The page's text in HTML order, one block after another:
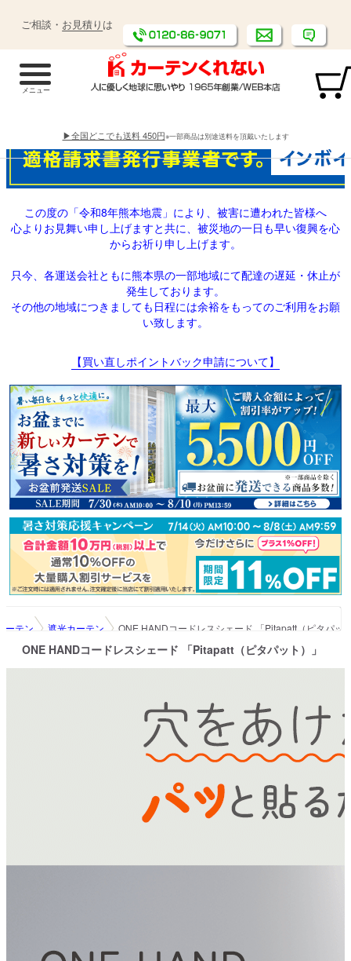
ご相談・ お見積り は
▶全国どこでも送料 450円※一部商品は別途送料を頂戴いたします
この度の「令和8年熊本地震」により、被害に遭われた皆様へ
心よりお見舞い申し上げますと共に、被災地の一日も早い復興を心
からお祈り申し上げます。
只今、各運送会社ともに熊本県の一部地域にて配達の遅延・休止が
発生しております。
その他の地域につきましても日程には余裕をもってのご利用をお願
い致します。
【買い直しポイントバック申請について】
ーテン 遮光カーテン ONE HANDコードレスシェード 「Pitapatt（ピタパッ
ONE HANDコードレスシェード 「Pitapatt（ピタパット）」